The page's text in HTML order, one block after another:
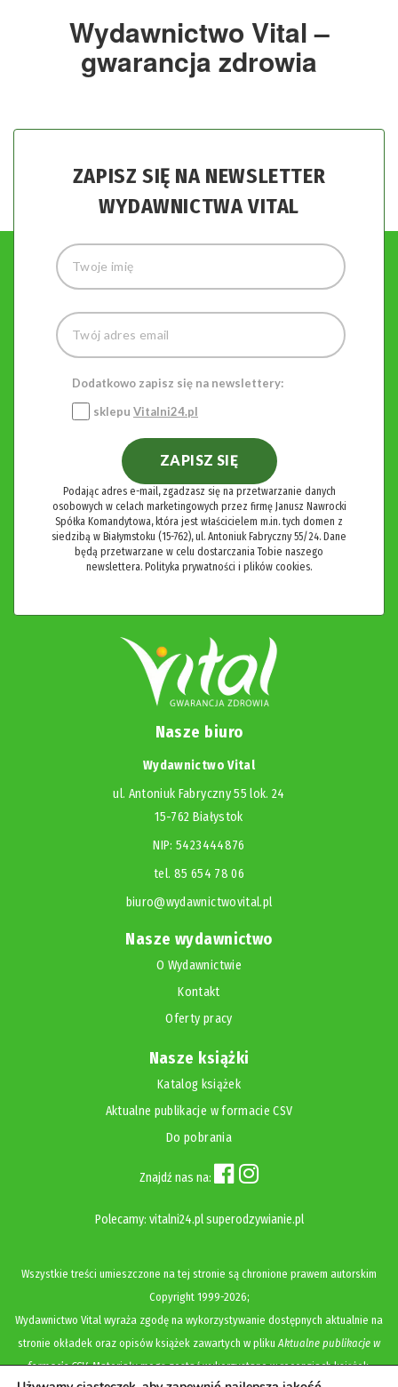
Wydawnictwo Vital –
gwarancja zdrowia
ZAPISZ SIĘ NA NEWSLETTER
WYDAWNICTWA VITAL
Dodatkowo zapisz się na newslettery:
sklepu Vitalni24.pl
ZAPISZ SIĘ
Podając adres e-mail, zgadzasz się na przetwarzanie danych
osobowych w celach marketingowych przez firmę Janusz Nawrocki
Spółka Komandytowa, która jest właścicielem m.in. tych domen z
siedzibą w Białymstoku (15-762), ul. Antoniuk Fabryczny 55/24. Dane
będą przetwarzane w celu dostarczania Tobie naszego
newslettera. Polityka prywatności i plików cookies.
Nasze biuro
Wydawnictwo Vital
ul. Antoniuk Fabryczny 55 lok. 24
15-762 Białystok
NIP: 5423444876
tel. 85 654 78 06
biuro@wydawnictwovital.pl
Nasze wydawnictwo
O Wydawnictwie
Kontakt
Oferty pracy
Nasze książki
Katalog książek
Aktualne publikacje w formacie CSV
Do pobrania
Znajdź nas na:
Polecamy: vitalni24.pl superodzywianie.pl
Wszystkie treści umieszczone na tej stronie są chronione prawem autorskim
Copyright1999-2026;
Wydawnictwo Vital wyraża zgodę na wykorzystywanie dostępnych aktualnie na
stronie okładek oraz opisów książek zawartych w plikuAktualne publikacje w
formacie CSV. Materiały mogą zostać wykorzystane w recenzjach książek,